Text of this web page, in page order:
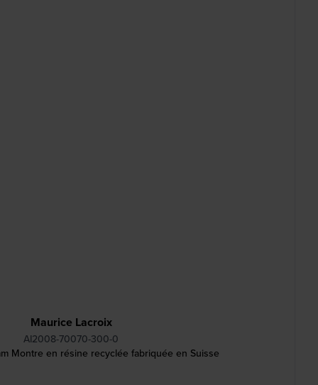
Maurice Lacroix
AI2008-70070-300-0
Montre en résine recyclée fabriquée en Suisse